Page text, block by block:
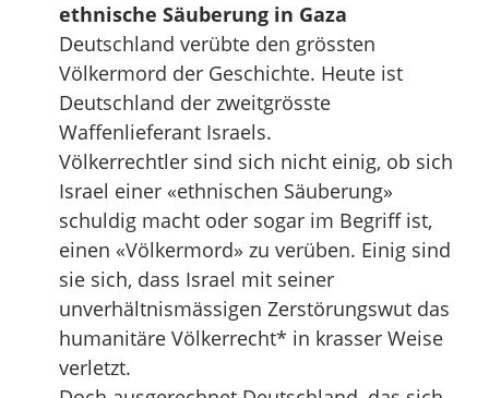
ethnische Säuberung in Gaza
Deutschland verübte den grössten
Völkermord der Geschichte. Heute ist
Deutschland der zweitgrösste
Waffenlieferant Israels.
Völkerrechtler sind sich nicht einig, ob sich
Israel einer «ethnischen Säuberung»
schuldig macht oder sogar im Begriff ist,
einen «Völkermord» zu verüben. Einig sind
sie sich, dass Israel mit seiner
unverhältnismässigen Zerstörungswut das
humanitäre Völkerrecht* in krasser Weise
verletzt.